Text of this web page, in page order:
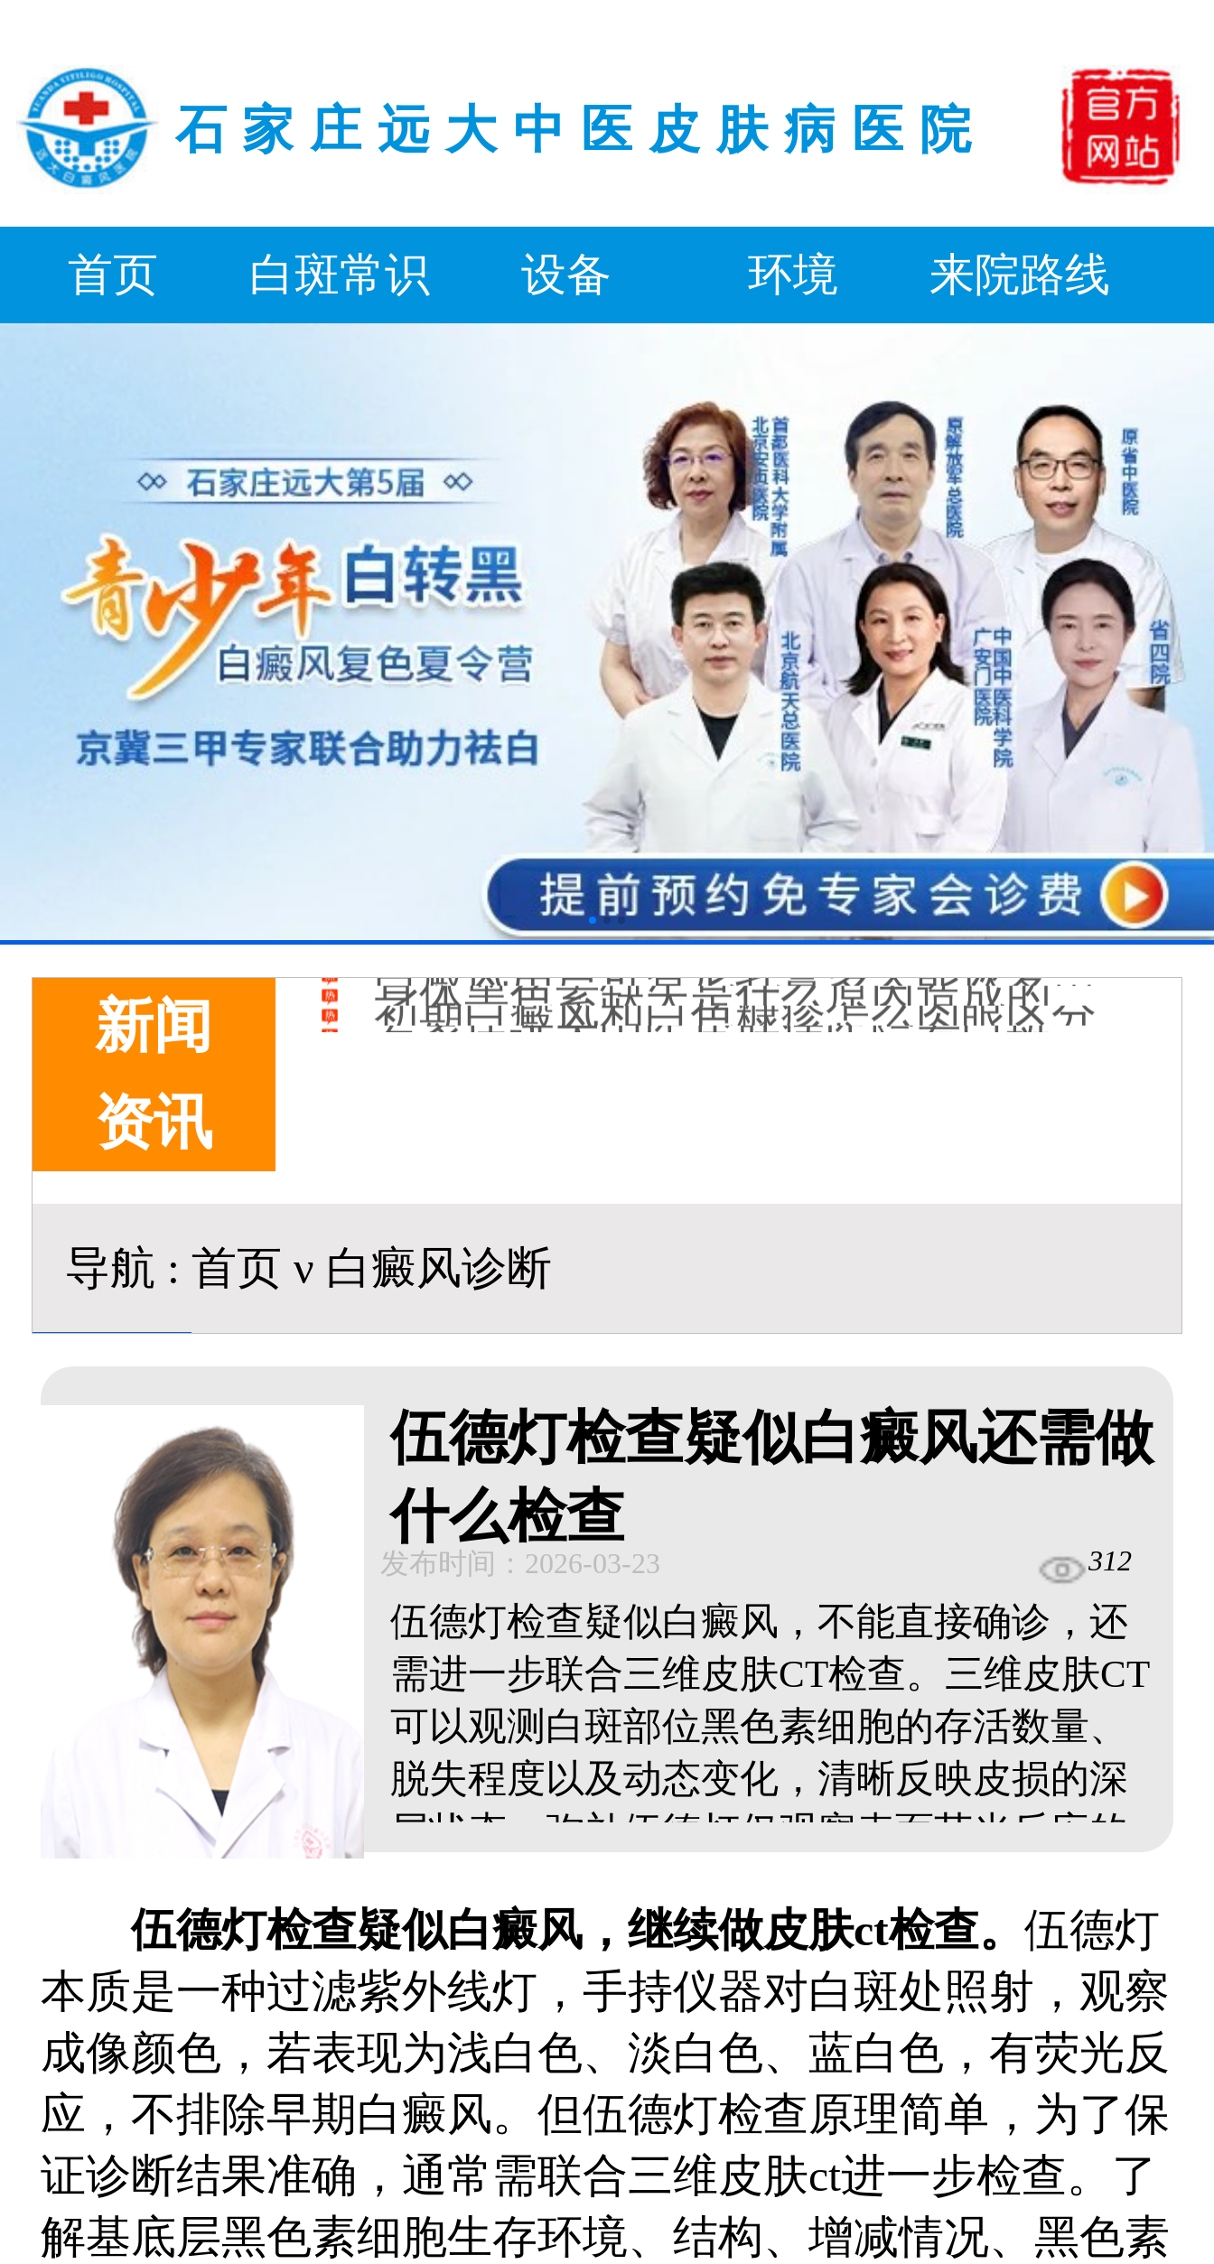
石家庄远大中医皮肤病医院
首页 白斑常识 设备 环境 来院路线
新闻
资讯
白癜风长期用激素药膏会有副作用吗
伍德灯结果显示亮白色荧光代表什么意思
脸上长了小白点是什么情况
白癜风用芦可替尼乳膏多久能恢复正常色
身体黑色素缺失是什么原因造成的
初期白癜风和白色糠疹怎么肉眼区分
石家庄远大中医皮肤病医院看白斑好吗
他克莫司能涂在嘴唇周围的白斑上吗
初期白癜风怎么治疗好得快
白癜风早期是什么症状图片
导航 : 首页 ν 白癜风诊断
伍德灯检查疑似白癜风还需做
什么检查
发布时间：2026-03-23 312
伍德灯检查疑似白癜风，不能直接确诊，还
需进一步联合三维皮肤CT检查。三维皮肤CT
可以观测白斑部位黑色素细胞的存活数量、
脱失程度以及动态变化，清晰反映皮损的深
层状态，弥补伍德灯仅观察表面荧光反应的
断、病情分型和治疗方案制定提供科学依
据。...
伍德灯检查疑似白癜风，继续做皮肤ct检查。 伍德灯
本质是一种过滤紫外线灯，手持仪器对白斑处照射，观察
成像颜色，若表现为浅白色、淡白色、蓝白色，有荧光反
应，不排除早期白癜风。但伍德灯检查原理简单，为了保
证诊断结果准确，通常需联合三维皮肤ct进一步检查。了
解基底层黑色素细胞生存环境、结构、增减情况、黑色素